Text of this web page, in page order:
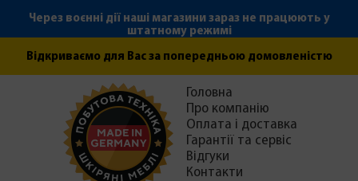
Через воєнні дії наші магазини зараз не працюють у
штатному режимі
Відкриваємо для Вас за попередньою домовленістю
Головна
Про компанію
Оплата і доставка
Гарантії та сервіс
Відгуки
Контакти